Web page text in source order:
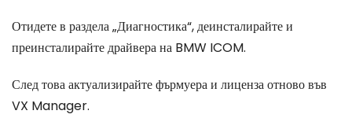
преинсталирайте драйвера на BMW ICOM.
VX Manager.